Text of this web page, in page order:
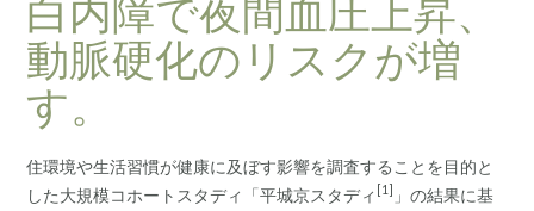
白内障で夜間血圧上昇、
動脈硬化のリスクが増
す。
住環境や生活習慣が健康に及ぼす影響を調査することを目的と
した大規模コホートスタディ「平城京スタディ
[1]
」の結果に基